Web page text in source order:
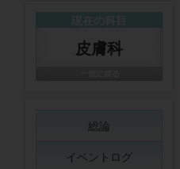
皮膚科
総論
イベントログ